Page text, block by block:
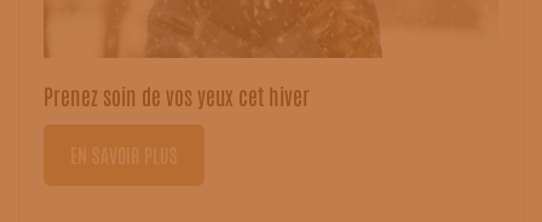
Prenez soin de vos yeux cet hiver
EN SAVOIR PLUS